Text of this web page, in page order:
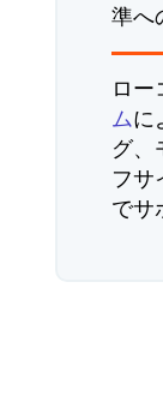
準へ
ロー
ムに
グ、
フサ
でサ